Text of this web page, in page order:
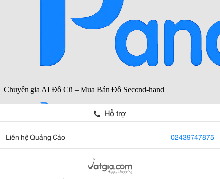
Hỗ trợ
Liên hệ Quảng Cáo 02439747875